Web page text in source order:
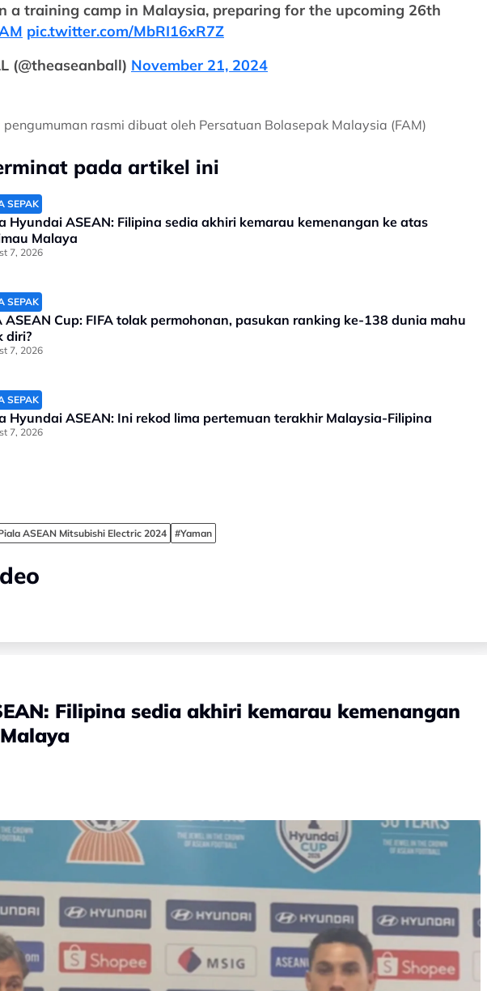
a training camp in Malaysia, preparing for the upcoming 26th
pic.twitter.com/MbRI16xR7Z
(@theaseanball) November 21, 2024
rasmi dibuat oleh Persatuan Bolasepak Malaysia (FAM)
pada artikel ini
SEPAK
Hyundai ASEAN: Filipina sedia akhiri kemarau kemenangan ke atas
Malaya
7, 2026
SEPAK
ASEAN Cup: FIFA tolak permohonan, pasukan ranking ke-138 dunia mahu
diri?
7, 2026
SEPAK
Hyundai ASEAN: Ini rekod lima pertemuan terakhir Malaysia-Filipina
7, 2026
ASEAN Mitsubishi Electric 2024 #Yaman
Filipina sedia akhiri kemarau kemenangan